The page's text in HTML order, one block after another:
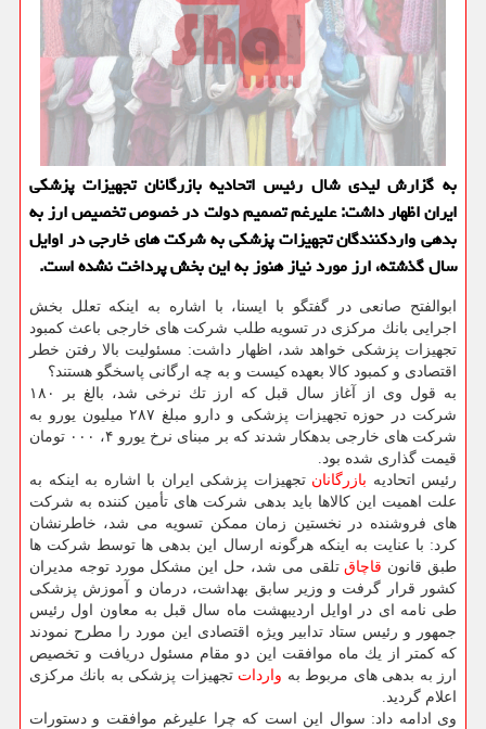
به گزارش لیدی شال رئیس اتحادیه بازرگانان تجهیزات پزشكی
ایران اظهار داشت: علیرغم تصمیم دولت در خصوص تخصیص ارز به
بدهی واردكنندگان تجهیزات پزشكی به شركت های خارجی در اوایل
سال گذشته، ارز مورد نیاز هنوز به این بخش پرداخت نشده است.
ابوالفتح صانعی در گفتگو با ایسنا، با اشاره به اینكه تعلل بخش
اجرایی بانك مركزی در تسویه طلب شركت های خارجی باعث كمبود
تجهیزات پزشكی خواهد شد، اظهار داشت: مسئولیت بالا رفتن خطر
اقتصادی و كمبود كالا بعهده كیست و به چه ارگانی پاسخگو هستند؟
به قول وی از آغاز سال قبل كه ارز تك نرخی شد، بالغ بر ۱۸۰
شركت در حوزه تجهیزات پزشكی و دارو مبلغ ۲۸۷ میلیون یورو به
شركت های خارجی بدهكار شدند كه بر مبنای نرخ یورو ۴، ۰۰۰ تومان
قیمت گذاری شده بود.
رئیس اتحادیه بازرگانان تجهیزات پزشكی ایران با اشاره به اینكه به
علت اهمیت این كالاها باید بدهی شركت های تأمین كننده به شركت
های فروشنده در نخستین زمان ممكن تسویه می شد، خاطرنشان
كرد: با عنایت به اینكه هرگونه ارسال این بدهی ها توسط شركت ها
طبق قانون قاچاقتلقی می شد، حل این مشكل مورد توجه مدیران
كشور قرار گرفت و وزیر سابق بهداشت، درمان و آموزش پزشكی
طی نامه ای در اوایل اردیبهشت ماه سال قبل به معاون اول رئیس
جمهور و رئیس ستاد تدابیر ویژه اقتصادی این مورد را مطرح نمودند
كه كمتر از یك ماه موافقت این دو مقام مسئول دریافت و تخصیص
ارز به بدهی های مربوط به واردات تجهیزات پزشكی به بانك مركزی
اعلام گردید.
وی ادامه داد: سوال این است كه چرا علیرغم موافقت و دستورات